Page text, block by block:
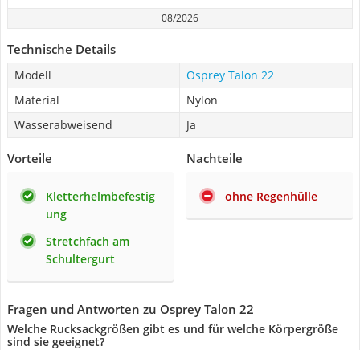
08/2026
Technische Details
Modell
Osprey Talon 22
Material
Nylon
Wasserabweisend
Ja
Vorteile
Kletterhelmbefestig
ung
Stretchfach am
Schultergurt
Nachteile
ohne Regenhülle
Fragen und Antworten zu Osprey Talon 22
Welche Rucksackgrößen gibt es und für welche Körpergröße
sind sie geeignet?